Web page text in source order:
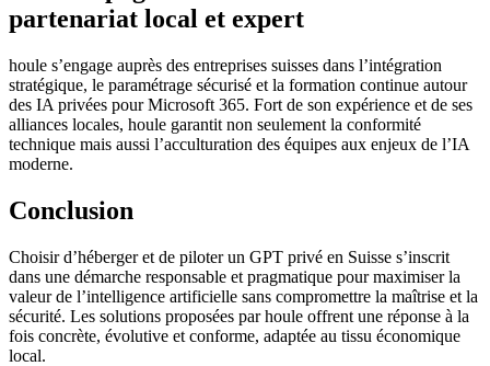
partenariat local et expert
houle s’engage auprès des entreprises suisses dans l’intégration
stratégique, le paramétrage sécurisé et la formation continue autour
des IA privées pour Microsoft 365. Fort de son expérience et de ses
alliances locales, houle garantit non seulement la conformité
technique mais aussi l’acculturation des équipes aux enjeux de l’IA
moderne.
Conclusion
Choisir d’héberger et de piloter un GPT privé en Suisse s’inscrit
dans une démarche responsable et pragmatique pour maximiser la
valeur de l’intelligence artificielle sans compromettre la maîtrise et la
sécurité. Les solutions proposées par houle offrent une réponse à la
fois concrète, évolutive et conforme, adaptée au tissu économique
local.